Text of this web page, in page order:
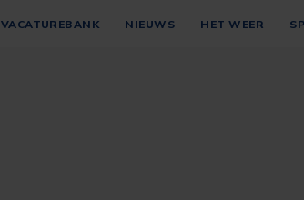
VACATUREBANK NIEUWS HET WEER